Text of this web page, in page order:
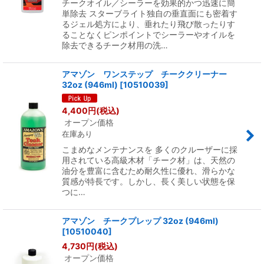
チークオイル／シーラーを効果的かつ迅速に簡
単除去 スターブライト独自の垂直面にも密着す
るジェル処方により、垂れたり飛び散ったりす
ることなくピンポイントでシーラーやオイルを
除去できるチーク材用の洗…
アマゾン ワンステップ チーククリーナー
32oz (946ml) [10510039]
4,400円(税込)
オープン価格
在庫あり
こまめなメンテナンスを 多くのクルーザーに採
用されている高級木材「チーク材」は、天然の
油分を豊富に含むため耐久性に優れ、滑らかな
質感が特長です。しかし、長く美しい状態を保
つに…
アマゾン チークプレップ 32oz (946ml)
[10510040]
4,730円(税込)
オープン価格